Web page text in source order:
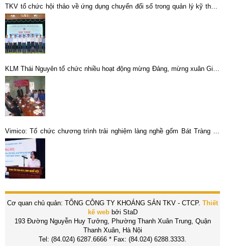
TKV tổ chức hội thảo về ứng dụng chuyển đổi số trong quản lý kỹ thuật
công nghệ, quản trị chi phí
KLM Thái Nguyên tổ chức nhiều hoạt động mừng Đảng, mừng xuân Giáp
Ngọ 2014
Vimico: Tổ chức chương trình trải nghiệm làng nghề gốm Bát Tràng và
tuyên dương con CBCNV-LĐ xuất sắc năm học 2024–2025
Cơ quan chủ quản: TỔNG CÔNG TY KHOÁNG SẢN TKV - CTCP. Thiết
kế webbởi StaD
193 Đường Nguyễn Huy Tưởng, Phường Thanh Xuân Trung, Quận
Thanh Xuân, Hà Nội
Tel: (84.024) 6287.6666 * Fax: (84.024) 6288.3333.